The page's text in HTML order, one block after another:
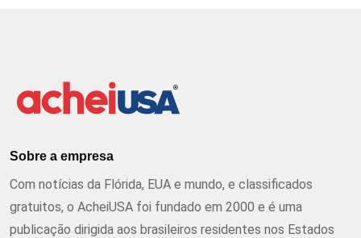
Sobre a empresa
Com notícias da Flórida, EUA e mundo, e classificados
gratuitos, o AcheiUSA foi fundado em 2000 e é uma
publicação dirigida aos brasileiros residentes nos Estados